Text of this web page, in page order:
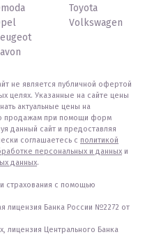
Toyota
Volkswagen
не является публичной офертой
целях. Указанные на сайте цены
актуальные цены на
продажам при помощи форм
данный сайт и предоставляя
соглашаетесь с политикой
персональных и данных и
данных.
страхования с помощью
лицензия Банка России №2272 от
лицензия Центрального Банка